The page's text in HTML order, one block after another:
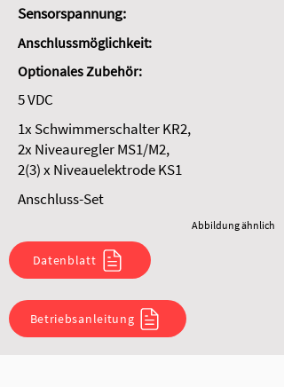
Sensorspannung:
Anschlussmöglichkeit:
Optionales Zubehör:
5 VDC
1x Schwimmerschalter KR2,
2x Niveauregler MS1/M2,
2(3) x Niveauelektrode KS1
Anschluss-Set
Abbildung ähnlich
Datenblatt
Betriebsanleitung